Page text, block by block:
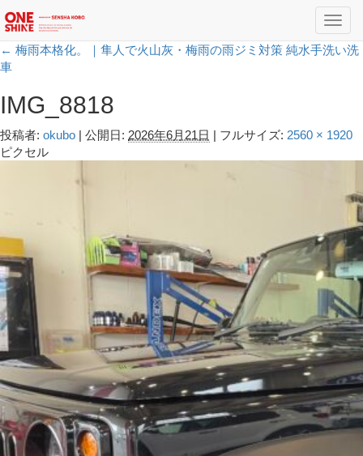
← 梅雨本格化。｜隼人で火山灰・梅雨の雨ジミ対策 純水手洗い洗
車
IMG_8818
投稿者: okubo | 公開日: 2026年6月21日 | フルサイズ: 2560 × 1920
ピクセル